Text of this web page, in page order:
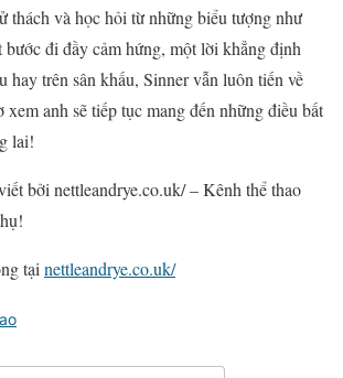
thách và học hỏi từ những biểu tượng như
đi đầy cảm hứng, một lời khẳng định
hay trên sân khấu, Sinner vẫn luôn tiến về
anh sẽ tiếp tục mang đến những điều bất
lai!
bởi nettleandrye.co.uk/ – Kênh thể thao
tại nettleandrye.co.uk/